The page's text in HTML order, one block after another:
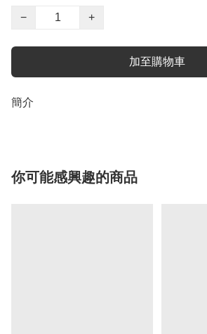
−
+
加至購物車
簡介
你可能感興趣的商品